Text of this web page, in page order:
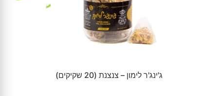
ג'ינג'ר לימון – צנצנת (20 שקיקים)